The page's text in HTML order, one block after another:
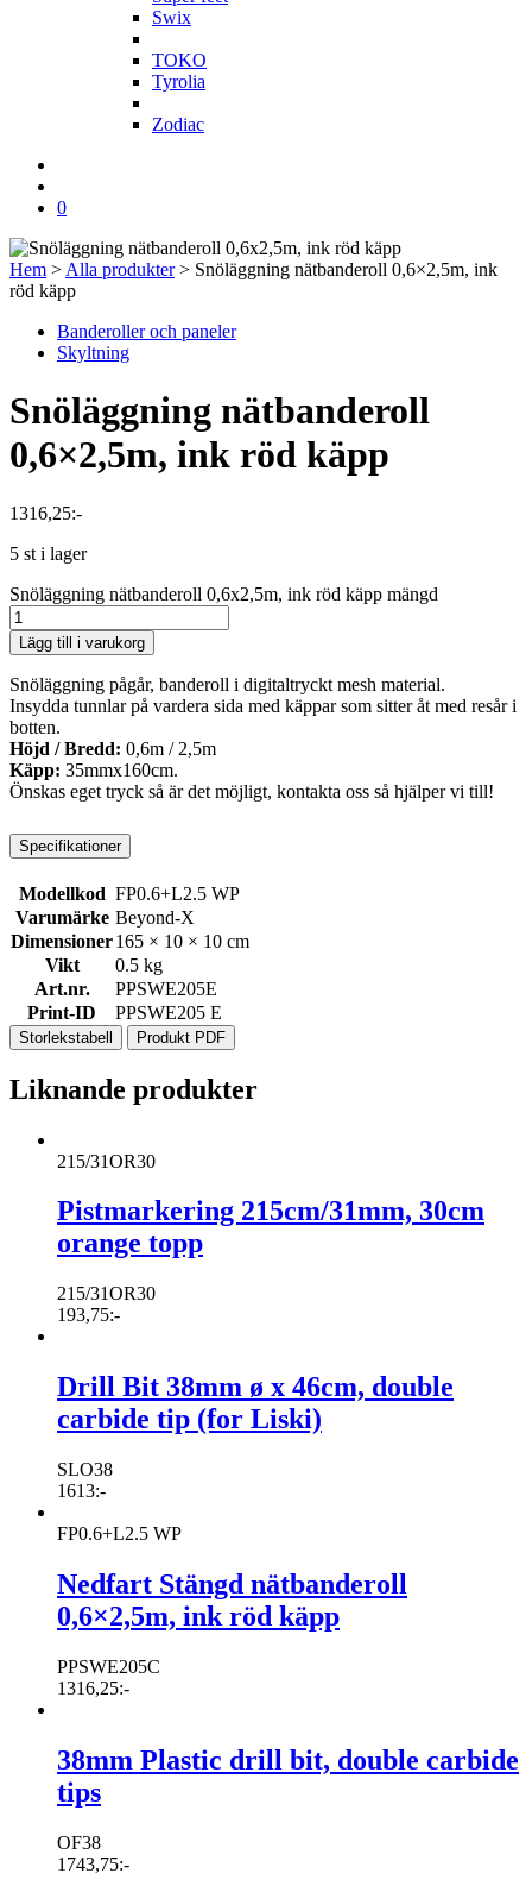
Swix
TOKO
Tyrolia
Zodiac
0
Hem > Alla produkter> Snöläggning nätbanderoll 0,6×2,5m, ink
röd käpp
Banderoller och paneler
Skyltning
Snöläggning nätbanderoll
0,6×2,5m, ink röd käpp
1316,25:-
5 st i lager
Snöläggning nätbanderoll 0,6x2,5m, ink röd käpp mängd
Lägg till i varukorg
Snöläggning pågår, banderoll i digitaltryckt mesh material.
Insydda tunnlar på vardera sida med käppar som sitter åt med resår i
botten.
Höjd / Bredd: 0,6m / 2,5m
Käpp: 35mmx160cm.
Önskas eget tryck så är det möjligt, kontakta oss så hjälper vi till!
Specifikationer
Modellkod FP0.6+L2.5 WP
Varumärke Beyond-X
Dimensioner165 × 10 × 10 cm
Vikt
0.5 kg
Art.nr.
PPSWE205E
Print-ID
PPSWE205 E
Storlekstabell Produkt PDF
Liknande produkter
215/31OR30
Pistmarkering 215cm/31mm, 30cm
orange topp
215/31OR30
193,75:-
Drill Bit 38mm ø x 46cm, double
carbide tip (for Liski)
SLO38
1613:-
FP0.6+L2.5 WP
Nedfart Stängd nätbanderoll
0,6×2,5m, ink röd käpp
PPSWE205C
1316,25:-
38mm Plastic drill bit, double carbide
tips
OF38
1743,75:-